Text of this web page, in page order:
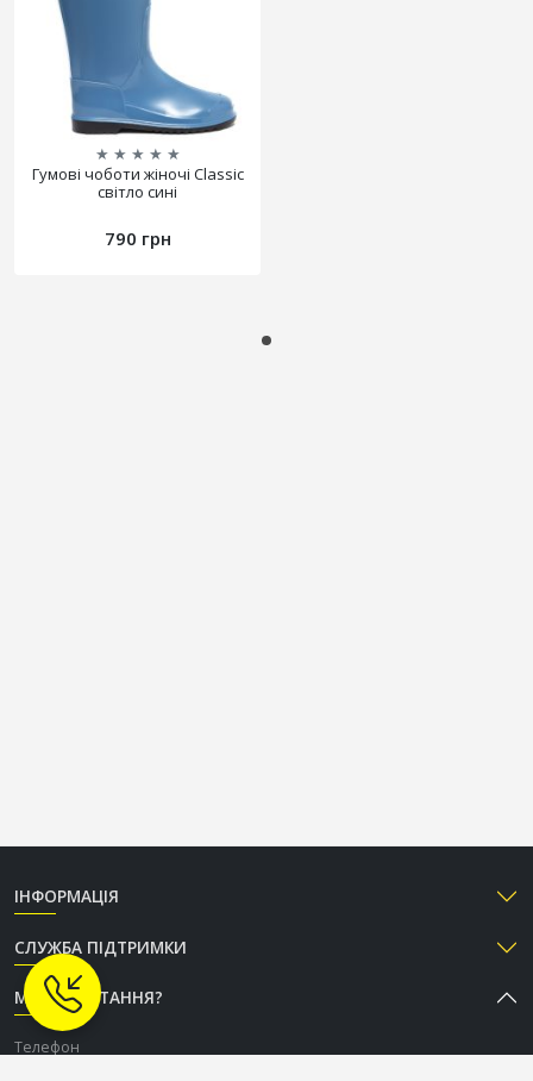
★ ★ ★ ★ ★
Гумові чоботи жіночі Classic
світло сині
790 грн
ІНФОРМАЦІЯ
СЛУЖБА ПІДТРИМКИ
МАЄТЕ ПИТАННЯ?
Телефон